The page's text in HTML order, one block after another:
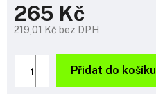
265 Kč
219,01 Kč bez DPH
cena:
Přidat do košíku